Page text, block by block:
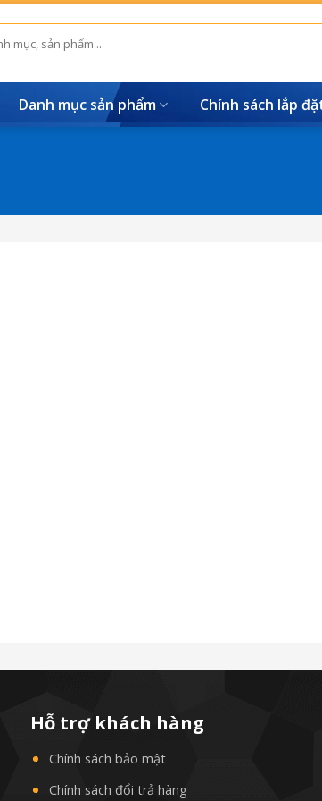
Danh mục sản phẩm Chính sách lắp
Hỗ trợ khách hàng
Chính sách bảo mật
Chính sách đổi trả hàng